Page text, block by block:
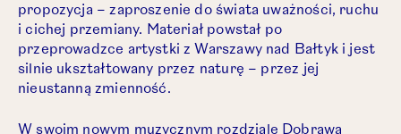
propozycja – zaproszenie do świata uważności, ruchu
i cichej przemiany. Materiał powstał po
przeprowadzce artystki z Warszawy nad Bałtyk i jest
silnie ukształtowany przez naturę – przez jej
nieustanną zmienność.
W swoim nowym muzycznym rozdziale Dobrawa